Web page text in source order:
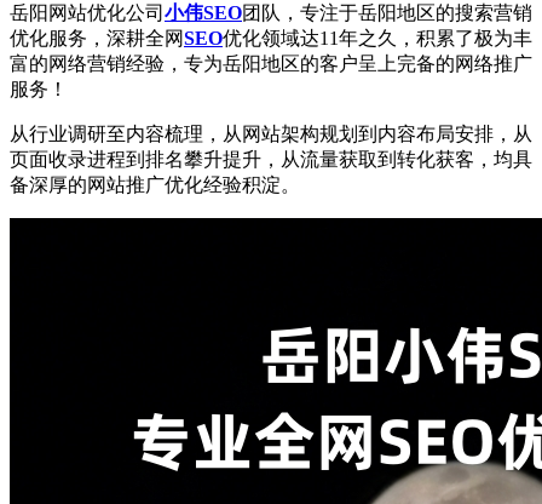
岳阳网站优化公司 小伟SEO团队，专注于岳阳地区的搜索营销
优化服务，深耕全网SEO优化领域达11年之久，积累了极为丰
富的网络营销经验，专为岳阳地区的客户呈上完备的网络推广
服务！
从行业调研至内容梳理，从网站架构规划到内容布局安排，从
页面收录进程到排名攀升提升，从流量获取到转化获客，均具
备深厚的网站推广优化经验积淀。